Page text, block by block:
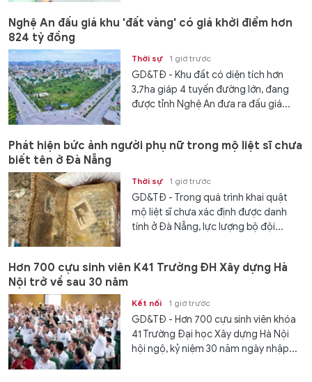
Nghệ An đấu giá khu 'đất vàng' có giá khởi điểm hơn
824 tỷ đồng
Thời sự 1 giờ trước
GD&TĐ - Khu đất có diện tích hơn
3,7ha giáp 4 tuyến đường lớn, đang
được tỉnh Nghệ An đưa ra đấu giá...
Phát hiện bức ảnh người phụ nữ trong mộ liệt sĩ chưa
biết tên ở Đà Nẵng
Thời sự 1 giờ trước
GD&TĐ - Trong quá trình khai quật
mộ liệt sĩ chưa xác định được danh
tính ở Đà Nẵng, lực lượng bộ đội...
Hơn 700 cựu sinh viên K41 Trường ĐH Xây dựng Hà
Nội trở về sau 30 năm
Kết nối 1 giờ trước
GD&TĐ - Hơn 700 cựu sinh viên khóa
41 Trường Đại học Xây dựng Hà Nội
hội ngộ, kỷ niệm 30 năm ngày nhập...